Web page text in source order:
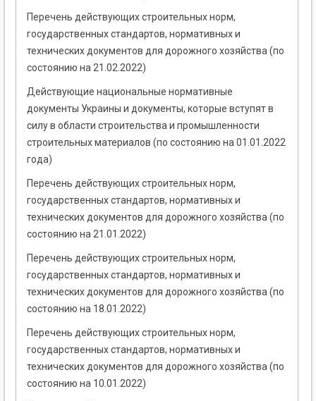
Перечень действующих строительных норм,
государственных стандартов, нормативных и
технических документов для дорожного хозяйства (по
состоянию на 21.02.2022)
Действующие национальные нормативные
документы Украины и документы, которые вступят в
силу в области строительства и промышленности
строительных материалов (по состоянию на 01.01.2022
года)
Перечень действующих строительных норм,
государственных стандартов, нормативных и
технических документов для дорожного хозяйства (по
состоянию на 21.01.2022)
Перечень действующих строительных норм,
государственных стандартов, нормативных и
технических документов для дорожного хозяйства (по
состоянию на 18.01.2022)
Перечень действующих строительных норм,
государственных стандартов, нормативных и
технических документов для дорожного хозяйства (по
состоянию на 10.01.2022)